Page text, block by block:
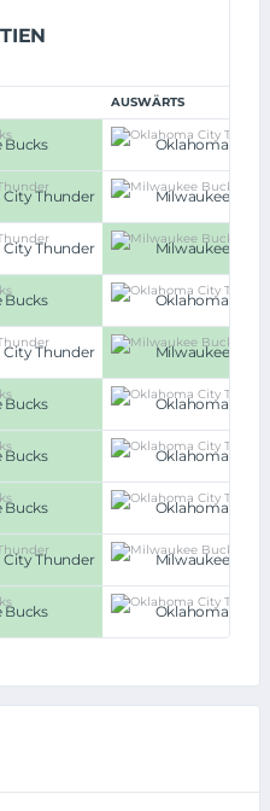
AUSWÄRTS
Bucks Oklahoma City
Thunder Milwaukee
Thunder Milwaukee
Bucks Oklahoma City
Thunder Milwaukee
Bucks Oklahoma City
Bucks Oklahoma City
Bucks Oklahoma City
Thunder Milwaukee
Bucks Oklahoma City